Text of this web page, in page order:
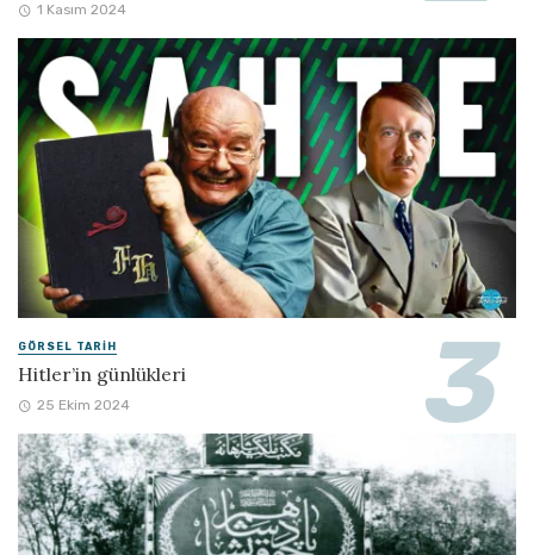
1 Kasım 2024
GÖRSEL TARIH
Hitler’in günlükleri
25 Ekim 2024